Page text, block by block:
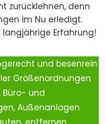
zurücklehnen, denn
im Nu erledigt.
Erfahrung!
und besenrein
Größenordnungen
Büro- und
Außenanlagen